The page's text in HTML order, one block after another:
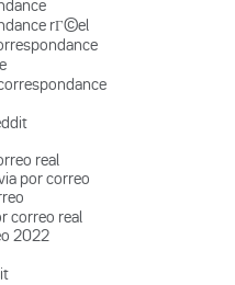
rГ©el
real
por correo
correo real
2022